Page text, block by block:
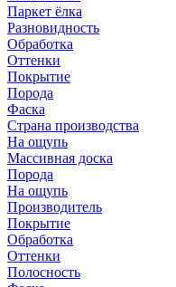
Паркет ёлка
Разновидность
Обработка
Оттенки
Покрытие
Порода
Фаска
Страна производства
На ощупь
Массивная доска
Порода
На ощупь
Производитель
Покрытие
Обработка
Оттенки
Полосность